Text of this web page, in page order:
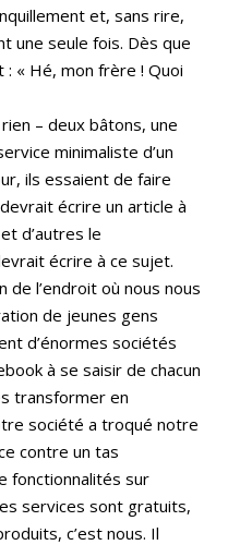
et, sans rire,
une seule fois. Dès que
: « Hé, mon frère ! Quoi
– deux bâtons, une
minimaliste d’un
ils essaient de faire
écrire un article à
d’autres le
écrire à ce sujet.
de l’endroit où nous nous
de jeunes gens
d’énormes sociétés
à se saisir de chacun
transformer en
société a troqué notre
contre un tas
fonctionnalités sur
services sont gratuits,
c’est nous. Il